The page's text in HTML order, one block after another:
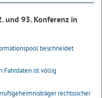
und 93. Konferenz in
beschneidet
Fahrdaten ist völlig
rechtssicher